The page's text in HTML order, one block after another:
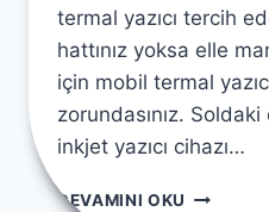
termal yazıcı tercih
hattınız yoksa elle
için mobil termal
zorundasınız.
inkjet yazıcı cihazı…
DEVAMINI OKU TERMAL